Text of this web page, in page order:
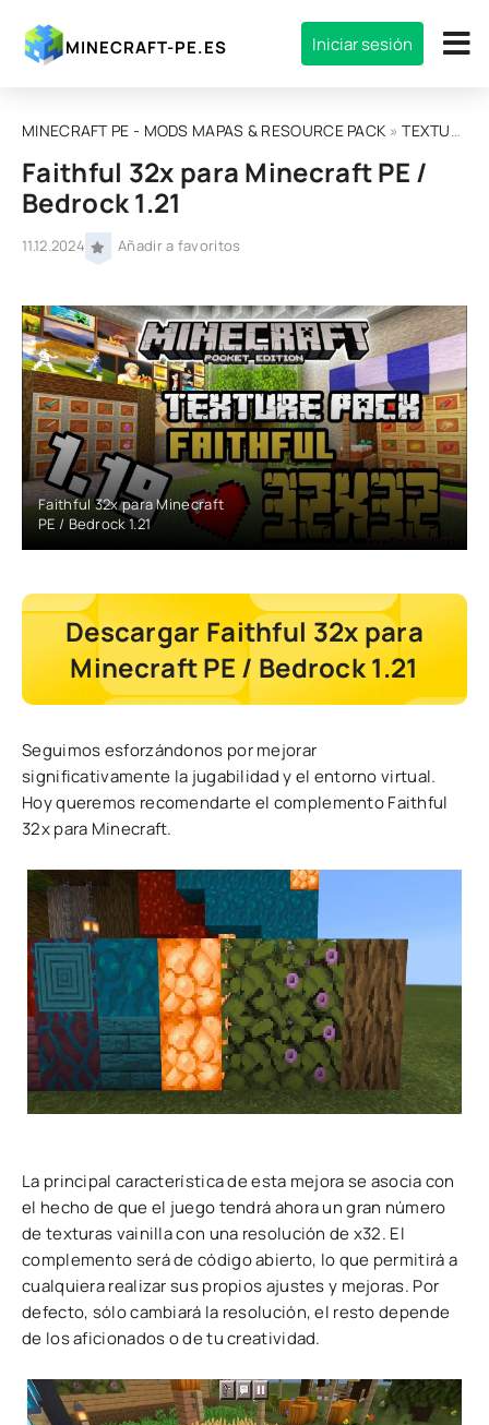
MINECRAFT-PE.ES Iniciar sesión
MINECRAFT PE - MODS MAPAS & RESOURCE PACK »TEXTURAS
Faithful 32x para Minecraft PE /
Bedrock 1.21
11.12.2024 Añadir a favoritos
Faithful 32x para Minecraft
PE / Bedrock 1.21
Descargar Faithful 32x para
Minecraft PE / Bedrock 1.21
Seguimos esforzándonos por mejorar
significativamente la jugabilidad y el entorno virtual.
Hoy queremos recomendarte el complemento Faithful
32x para Minecraft.
La principal característica de esta mejora se asocia con
el hecho de que el juego tendrá ahora un gran número
de texturas vainilla con una resolución de x32. El
complemento será de código abierto, lo que permitirá a
cualquiera realizar sus propios ajustes y mejoras. Por
defecto, sólo cambiará la resolución, el resto depende
de los aficionados o de tu creatividad.